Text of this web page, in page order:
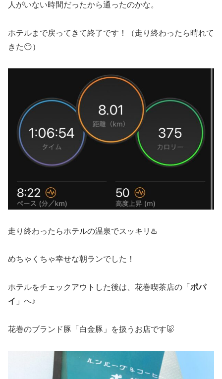
人がいない時間だったから通ったのかな。
ホテルまで戻ってきて終了です！（走り終わったら晴れて
きた😶）
走り終わったらホテルの温泉でスッキリ♨️
めちゃくちゃ幸せな朝ランでした！
ホテルをチェックアウトした後は、花巻喫茶店の「 ポパ
イ 」へ♪
花巻のブランド豚「白金豚」を扱うお店です🐷